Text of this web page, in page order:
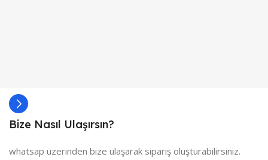
Bize Nasıl Ulaşırsın?
whatsap üzerinden bize ulaşarak sipariş oluşturabilirsiniz.